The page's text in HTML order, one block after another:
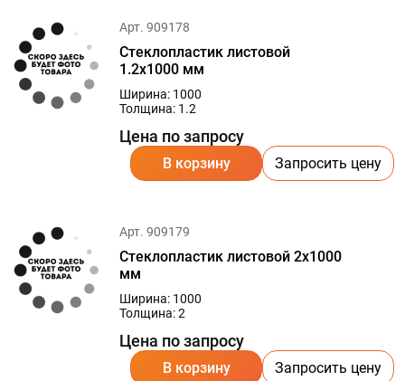
Арт. 909178
Стеклопластик листовой
1.2х1000 мм
Ширина: 1000
Толщина: 1.2
Цена по запросу
В корзину Запросить цену
Арт. 909179
Стеклопластик листовой 2х1000
мм
Ширина: 1000
Толщина: 2
Цена по запросу
В корзину Запросить цену